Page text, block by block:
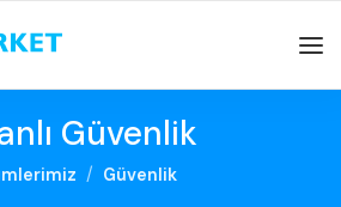
Güvenlik
Güvenlik